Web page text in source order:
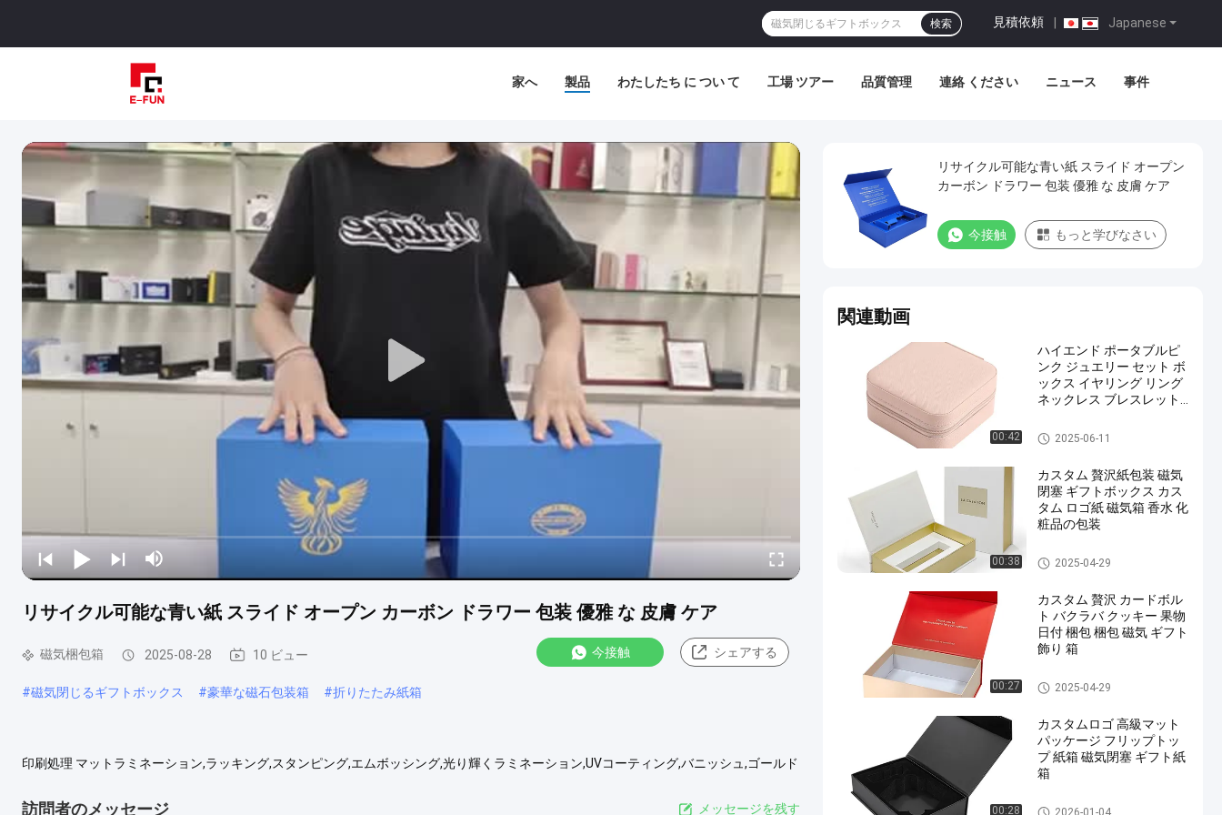
Japanese
見積依頼
検索
家へ 製品 わたしたち に つい て 工場 ツアー 品質管理 連絡 ください ニュース 事件
リサイクル可能な青い紙 スライド オープン カーボン ドラワー 包装 優雅 な 皮膚 ケア
磁気梱包箱 2025-08-28 10 ビュー 今接触 シェアする
#磁気閉じるギフトボックス #豪華な磁石包装箱 #折りたたみ紙箱
印刷処理 マットラミネーション,ラッキング,スタンピング,エムボッシング,光り輝くラミネーション,UVコーティング,バニッシュ,ゴールド
ボックス,ギフトボックス,蓋とベースボックス,引き出しボックス 使用 梱包物,プレゼント,宝石,電話ケース,他のすべて....
訪問者のメッセージ メッセージを残す
リサイクル可能な青い紙 スライド オープン
カーボン ドラワー 包装 優雅 な 皮膚 ケア
今接触 もっと学びなさい
関連動画
00:42
ハイエンド ポータブルピ
ンク ジュエリー セット ボ
ックス イヤリング リング
ネックレス ブレスレット
収納箱
磁気梱包箱
2025-06-11
00:38
カスタム 贅沢紙包装 磁気
閉塞 ギフトボックス カス
タム ロゴ紙 磁気箱 香水 化
粧品の包装
磁気梱包箱
2025-04-29
00:27
カスタム 贅沢 カードボル
ト バクラバ クッキー 果物
日付 梱包 梱包 磁気 ギフト
飾り 箱
磁気梱包箱
2025-04-29
00:28
カスタムロゴ 高級マット
パッケージ フリップトッ
プ 紙箱 磁気閉塞 ギフト紙
箱
磁気梱包箱
2026-01-04